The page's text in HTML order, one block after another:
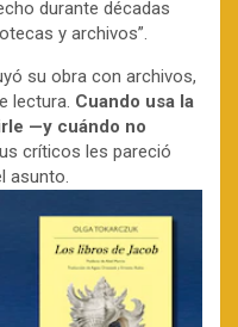
durante décadas
y archivos”.
su obra con archivos,
lectura. Cuando usa la
—y cuándo no
críticos les pareció
asunto.